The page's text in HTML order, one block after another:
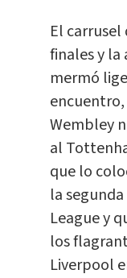
El
finales y
mermó
Wembley
al
que lo
la
League y
los
Liverpool